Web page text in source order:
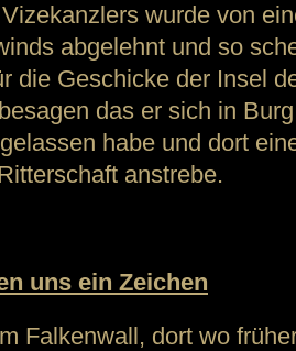
wurde von
abgelehnt und so
die Geschicke der Insel
das er sich in
habe und dort
anstrebe.
uns ein Zeichen
Falkenwall, dort wo